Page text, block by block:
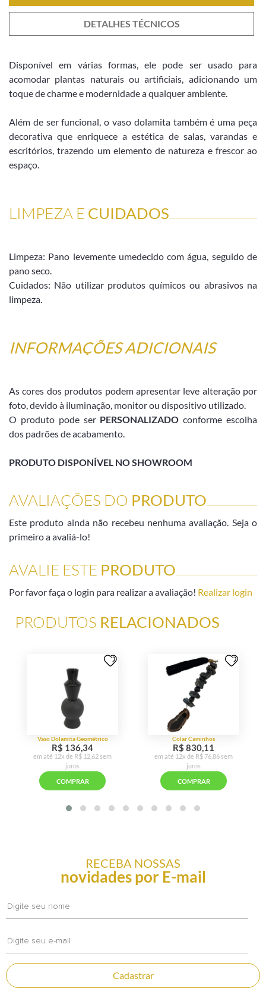
DETALHES TÉCNICOS
Disponível em várias formas, ele pode ser usado para
acomodar plantas naturais ou artificiais, adicionando um
toque de charme e modernidade a qualquer ambiente.
Além de ser funcional, o vaso dolamita também é uma peça
decorativa que enriquece a estética de salas, varandas e
escritórios, trazendo um elemento de natureza e frescor ao
espaço.
LIMPEZA E CUIDADOS
Limpeza: Pano levemente umedecido com água, seguido de
pano seco.
Cuidados: Não utilizar produtos químicos ou abrasivos na
limpeza.
INFORMAÇÕES ADICIONAIS
As cores dos produtos podem apresentar leve alteração por
foto, devido à iluminação, monitor ou dispositivo utilizado.
O produto pode ser PERSONALIZADO conforme escolha
dos padrões de acabamento.
PRODUTO DISPONÍVEL NO SHOWROOM
AVALIAÇÕES DO PRODUTO
Este produto ainda não recebeu nenhuma avaliação. Seja o
primeiro a avaliá-lo!
AVALIE ESTE PRODUTO
Por favor faça o login para realizar a avaliação! Realizar login
PRODUTOS RELACIONADOS
RECEBA NOSSAS
novidades por E-mail
Cadastrar